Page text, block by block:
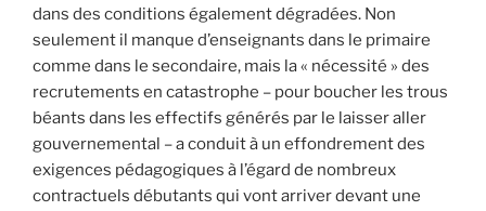
dans des conditions également dégradées. Non
seulement il manque d’enseignants dans le primaire
comme dans le secondaire, mais la « nécessité » des
recrutements en catastrophe – pour boucher les trous
béants dans les effectifs générés par le laisser aller
gouvernemental – a conduit à un effondrement des
exigences pédagogiques à l’égard de nombreux
contractuels débutants qui vont arriver devant une